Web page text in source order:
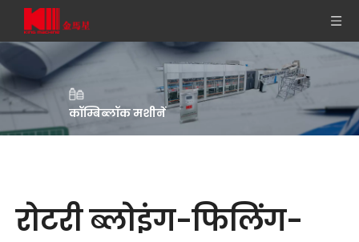
कॉम्बिब्लॉक मशीनें
रोटरी ब्लोइंग-फिलिंग-